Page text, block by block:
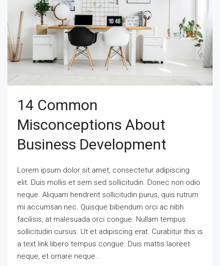
14 Common
Misconceptions About
Business Development
Lorem ipsum dolor sit amet, consectetur adipiscing
elit. Duis mollis et sem sed sollicitudin. Donec non odio
neque. Aliquam hendrerit sollicitudin purus, quis rutrum
mi accumsan nec. Quisque bibendum orci ac nibh
facilisis, at malesuada orci congue. Nullam tempus
sollicitudin cursus. Ut et adipiscing erat. Curabitur this is
a text link libero tempus congue. Duis mattis laoreet
neque, et ornare neque...